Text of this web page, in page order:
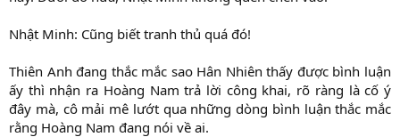
Nhật Minh: Cũng biết tranh thủ quá đó!
Thiên Anh đang thắc mắc sao Hân Nhiên thấy được bình luận
ấy thì nhận ra Hoàng Nam trả lời công khai, rõ ràng là cố ý
đây mà, cô mải mê lướt qua những dòng bình luận thắc mắc
rằng Hoàng Nam đang nói về ai.